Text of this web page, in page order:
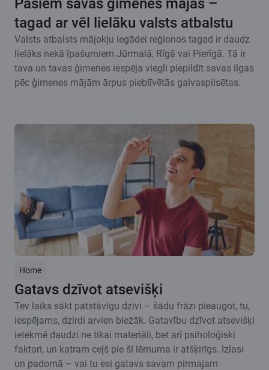
tagad ar vēl lielāku valsts atbalstu
Valsts atbalsts mājokļu iegādei reģionos tagad ir daudz
lielāks nekā īpašumiem Jūrmalā, Rīgā vai Pierīgā. Tā ir
tava un tavas ģimenes iespēja viegli piepildīt savas ilgas
pēc ģimenes mājām ārpus pieblīvētās galvaspilsētas.
Home
Gatavs dzīvot atsevišķi
Tev laiks sākt patstāvīgu dzīvi – šādu frāzi pieaugot, tu,
iespējams, dzirdi arvien biežāk. Gatavību dzīvot atsevišķi
ietekmē daudzi ne tikai materiāli, bet arī psiholoģiski
faktori, un katram ceļš pie šī lēmuma ir atšķirīgs. Izlasi
un padomā – vai tu esi gatavs savam pirmajam